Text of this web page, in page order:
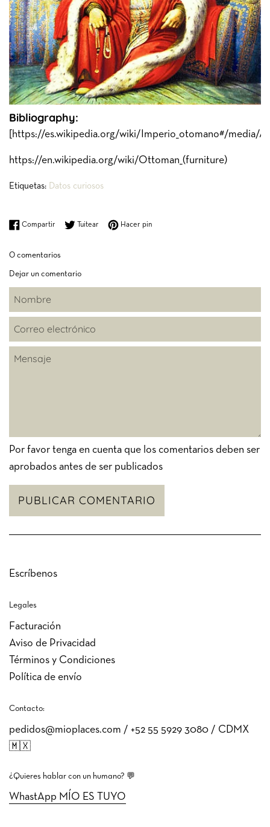
Bibliography:
[https://es.wikipedia.org/wiki/Imperio_otomano#/media/
https://en.wikipedia.org/wiki/Ottoman_(furniture)
Etiquetas: Datos curiosos
Compartir Compartir en Facebook
Tuitear Tuitear en Twitter
Hacer pin
0 comentarios
Dejar un comentario
Nombre
Correo
electrónico
Mensaje
Por favor tenga en cuenta que los comentarios deben ser
aprobados antes de ser publicados
Escríbenos
Legales
Facturación
Aviso de Privacidad
Términos y Condiciones
Política de envío
Contacto:
pedidos@mioplaces.com / +52 ‭55 5929 3080‬ / CDMX
🇲🇽
¿Quieres hablar con un humano? 💬
WhastApp MÍO ES TUYO